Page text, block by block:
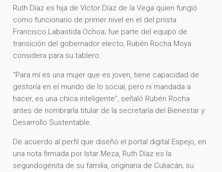
Ruth Díaz es hija de Víctor Díaz de la Vega quien fungió
como funcionario de primer nivel en el del priista
Francisco Labastida Ochoa; fue parte del equipo de
transición del gobernador electo, Rubén Rocha Moya
considera para su tablero.
“Para mí es una mujer que es joven, tiene capacidad de
gestoría en el mundo de lo social, pero ni mandada a
hacer, es una chica inteligente”, señaló Rubén Rocha
antes de nombrarla titular de la secretaría del Bienestar y
Desarrollo Sustentable.
De acuerdo al perfil que diseñó el portal digital Espejo, en
una nota firmada por Istar Meza, Ruth Díaz es la
segundogénita de su familia, originaria de Culiacán; su